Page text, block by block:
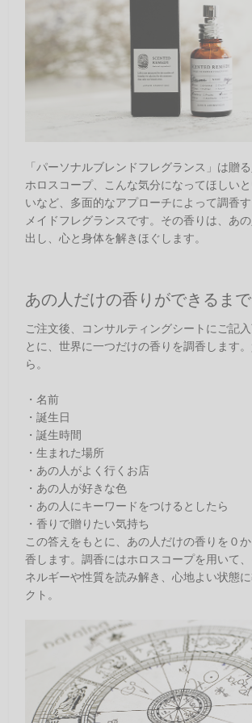
「パーソナルブレンドフレグランス」は贈
ホロスコープ、こんな気分になってほしい
いなど、多面的なアプローチによって調香
メイドフレグランスです。その香りは、あ
出し、心と身体を解きほぐします。
あの人だけの香りができるまで
ご注文後、コンサルティングシートにご記
とに、世界に一つだけの香りを調香します
ら。
・名前
・誕生日
・誕生時間
・生まれた場所
・あの人がよく行くお店
・あの人が好きな色
・あの人にキーワードをつけるとしたら
・香りで贈りたい気持ち
この答えをもとに、あの人だけの香りを０
香します。調香にはホロスコープを用いて
ネルギーや性質を読み解き、心地よい状態
クト。